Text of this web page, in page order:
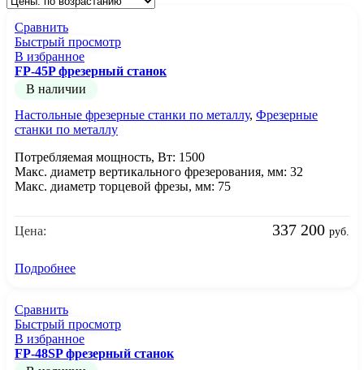
Сравнить
Быстрый просмотр
В избранное
FP-45P фрезерный станок
В наличии
Настольные фрезерные станки по металлу, Фрезерные
станки по металлу
Цена: 337 200 руб.
Потребляемая мощность, Вт: 1500
Макс. диаметр вертикального фрезерования, мм: 32
Макс. диаметр торцевой фрезы, мм: 75
Подробнее
Сравнить
Быстрый просмотр
В избранное
FP-48SP фрезерный станок